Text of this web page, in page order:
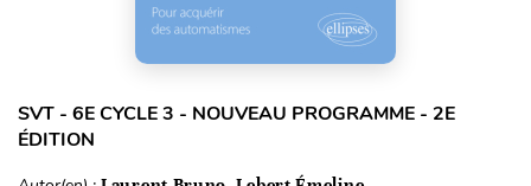
SVT - 6E CYCLE 3 - NOUVEAU PROGRAMME - 2E
ÉDITION